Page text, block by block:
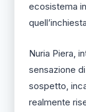
ecosistema
Nuria Piera,
sensazione
sospetto,
realmente